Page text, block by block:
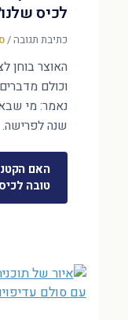
לכיס
כתיבת תגובה/
האוצר בוחן
וכולם
שנה לפרישה.
האם
טובה